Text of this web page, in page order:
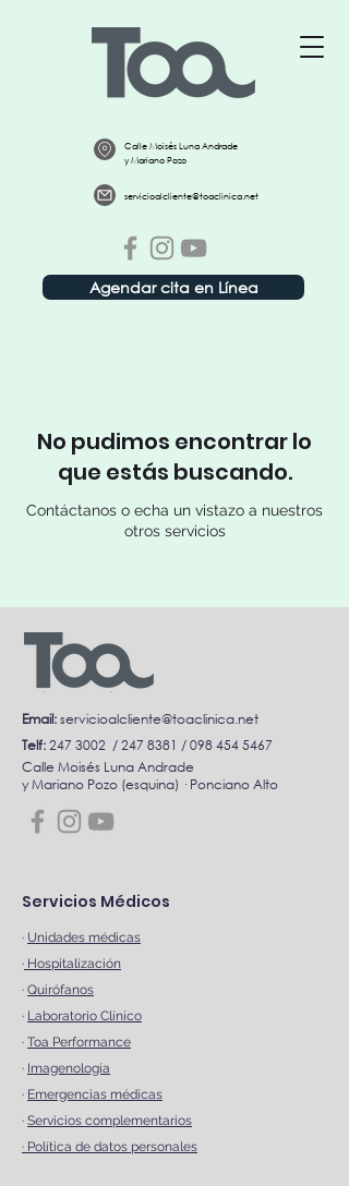
Calle Moisés Luna Andrade
y Mariano Pozo
servicioalcliente@toaclinica.net
Agendar cita en Línea
No pudimos encontrar lo
que estás buscando.
Contáctanos o echa un vistazo a nuestros
otros servicios
Email:servicioalcliente@toaclinica.net
Telf:247 3002 /247 8381 /098 454 5467
Calle Moisés Luna Andrade
y Mariano Pozo (esquina) · Ponciano Alto
Servicios Médicos
· Unidades médicas
· Hospitalización
· Quirófanos
· Laboratorio Clínico
· Toa Performance
· Imagenología
· Emergencias médicas
· Servicios complementarios
· Política de datos personales